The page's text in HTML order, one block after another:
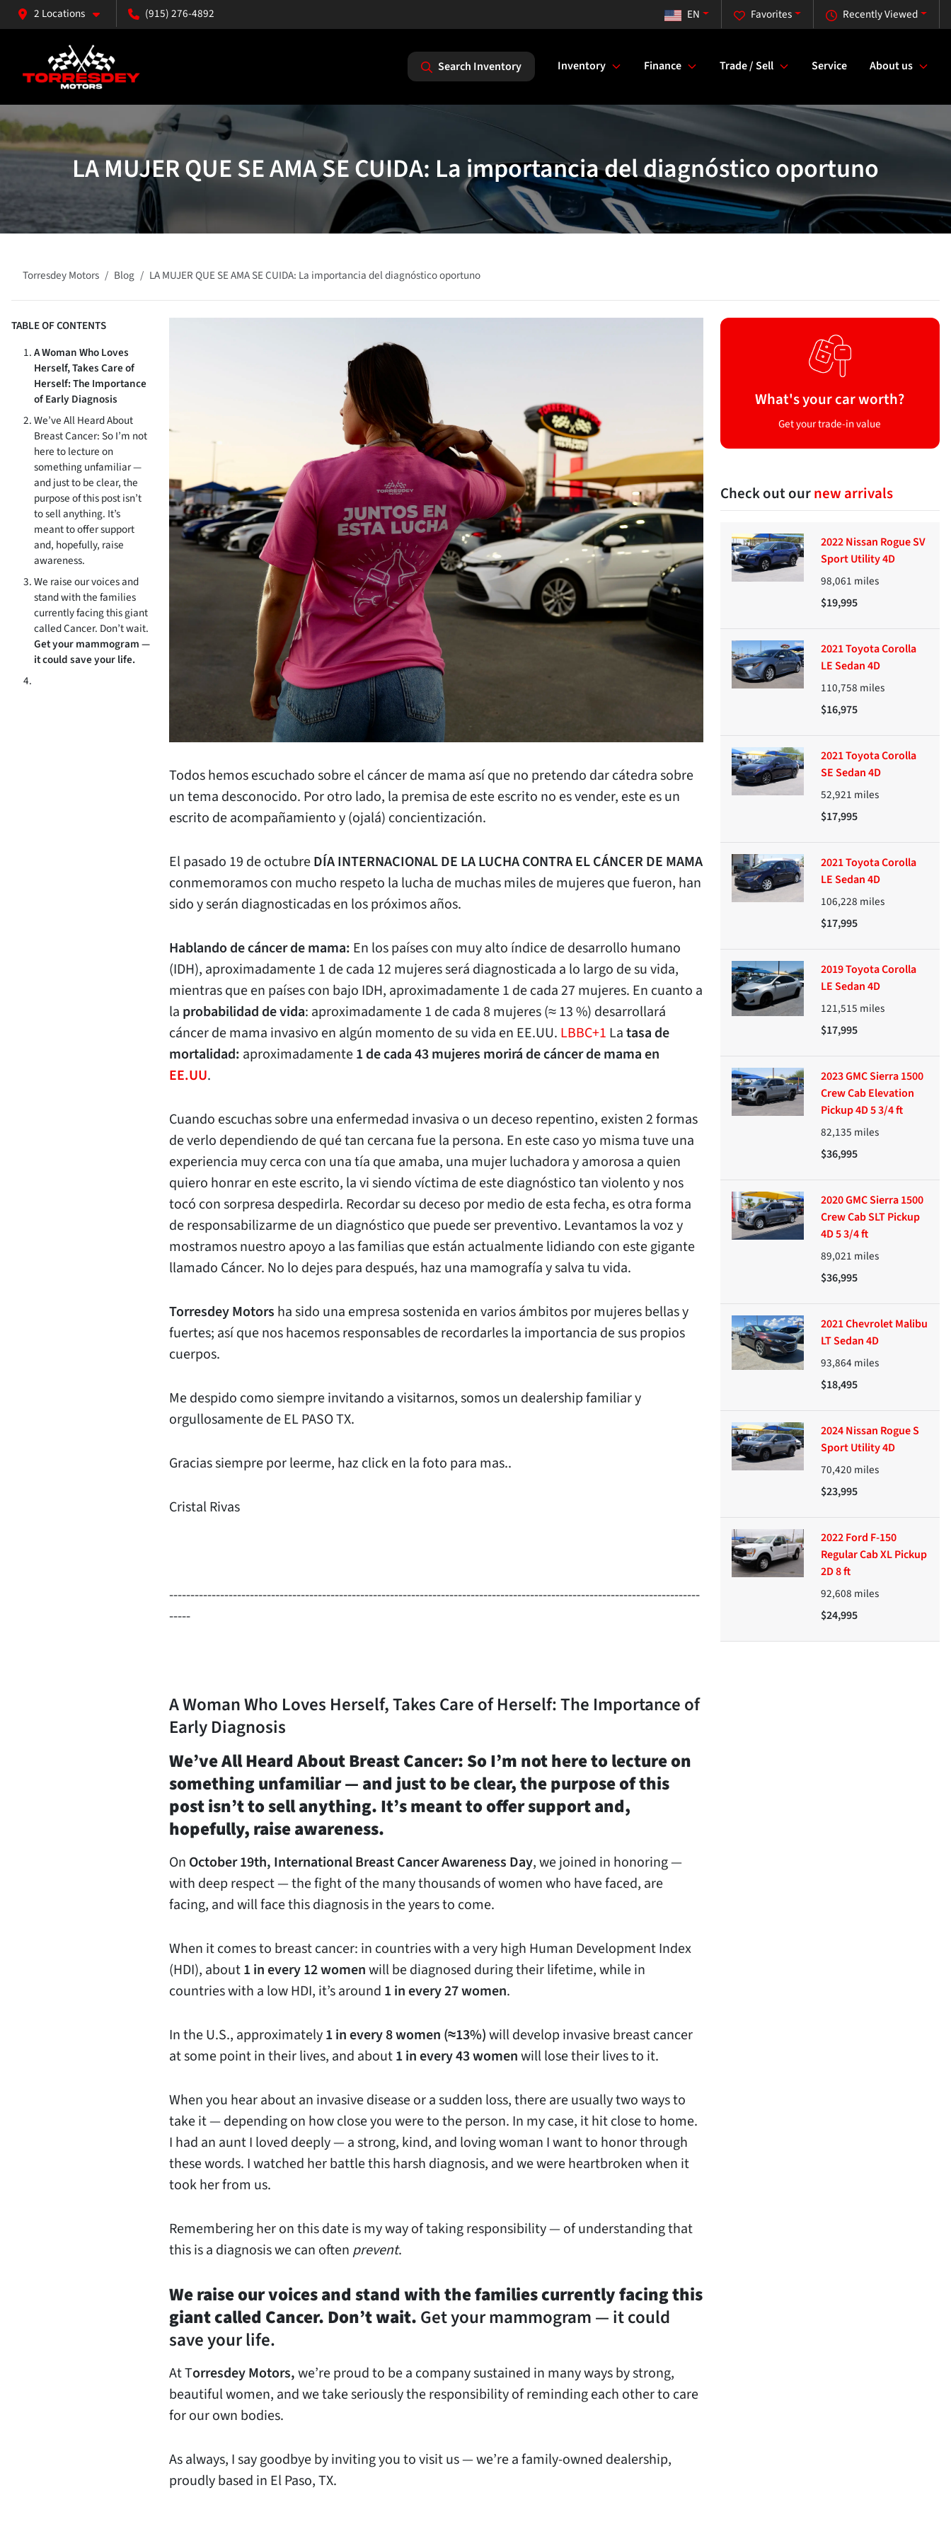
2 Locations (915) 276-4892 Recently Viewed
Favorites
EN
Search Inventory Inventory Finance Trade / Sell Service About us
LA MUJER QUE SE AMA SE CUIDA: La importancia del diagnóstico oportuno
Torresdey Motors Blog LA MUJER QUE SE AMA SE CUIDA: La importancia del diagnóstico oportuno
TABLE OF CONTENTS
A Woman Who Loves
Herself, Takes Care of
Herself: The Importance
of Early Diagnosis
We’ve All Heard About
Breast Cancer: So I’m not
here to lecture on
something unfamiliar —
and just to be clear, the
purpose of this post isn’t
to sell anything. It’s
meant to offer support
and, hopefully, raise
awareness.
We raise our voices and
stand with the families
currently facing this giant
called Cancer. Don’t wait.
Get your mammogram —
it could save your life.
Todos hemos escuchado sobre el cáncer de mama así que no pretendo dar cátedra sobre
un tema desconocido. Por otro lado, la premisa de este escrito no es vender, este es un
escrito de acompañamiento y (ojalá) concientización.
El pasado 19 de octubreDÍA INTERNACIONAL DE LA LUCHA CONTRA EL CÁNCER DE MAMA
conmemoramoscon mucho respeto la lucha de muchas miles de mujeres que fueron, han
sido y serán diagnosticadas en los próximos años.
Hablando de cáncer de mama: En los países con muy alto índice de desarrollo humano
(IDH), aproximadamente 1 de cada 12 mujeres será diagnosticada a lo largo de su vida,
mientras que en países con bajo IDH, aproximadamente 1 de cada 27 mujeres. En cuanto a
la probabilidad de vida: aproximadamente 1 de cada 8 mujeres (≈ 13 %) desarrollará
cáncer de mama invasivo en algún momento de su vida en EE.UU. LBBC+1 Latasa de
mortalidad: aproximadamente1 de cada 43 mujeres morirá de cáncer de mama en
EE.UU.
Cuando escuchas sobre una enfermedad invasiva o un deceso repentino, existen 2 formas
de verlo dependiendo de qué tan cercana fue la persona. En este caso yo misma tuve una
experiencia muy cerca con una tía que amaba, una mujer luchadora y amorosa a quien
quiero honrar en este escrito, la vi siendo víctima de este diagnóstico tan violento y nos
tocó con sorpresa despedirla. Recordar su deceso por medio de esta fecha, es otra forma
de responsabilizarme de un diagnóstico que puede ser preventivo. Levantamos la voz y
mostramos nuestro apoyo a las familias que están actualmente lidiando con este gigante
llamado Cáncer. No lo dejes para después, haz una mamografía y salva tu vida.
Torresdey Motors ha sido una empresa sostenida en varios ámbitos por mujeres bellas y
fuertes; así que nos hacemos responsables de recordarles la importancia de sus propios
cuerpos.
Me despido como siempre invitando a visitarnos, somos un dealership familiar y
orgullosamente de EL PASO TX.
Gracias siempre por leerme, haz click en la foto para mas..
Cristal Rivas
-----------------------------------------------------------------------------------------------------------------------------
-----
A Woman Who Loves Herself, Takes Care of Herself: The Importance of
Early Diagnosis
We’ve All Heard About Breast Cancer: So I’m not here to lecture on
something unfamiliar — and just to be clear, the purpose of this
post isn’t to sell anything. It’s meant to offer support and,
hopefully, raise awareness.
On October 19th, International Breast Cancer Awareness Day, we joined in honoring —
with deep respect — the fight of the many thousands of women who have faced, are
facing, and will face this diagnosis in the years to come.
When it comes to breast cancer: in countries with a very high Human Development Index
(HDI), about1 in every 12 womenwill be diagnosed during their lifetime, while in
countries with a low HDI, it’s around 1 in every 27 women.
In the U.S., approximately1 in every 8 women (≈13%)will develop invasive breast cancer
at some point in their lives, and about1 in every 43 womenwill lose their lives to it.
When you hear about an invasive disease or a sudden loss, there are usually two ways to
take it — depending on how close you were to the person. In my case, it hit close to home.
I had an aunt I loved deeply — a strong, kind, and loving woman I want to honor through
these words. I watched her battle this harsh diagnosis, and we were heartbroken when it
took her from us.
Remembering her on this date is my way of taking responsibility — of understanding that
this is a diagnosis we can often prevent.
We raise our voices and stand with the families currently facing this
giant called Cancer. Don’t wait.Get your mammogram — it could
save your life.
At Torresdey Motors,we’re proud to be a company sustained in many ways by strong,
beautiful women, and we take seriously the responsibility of reminding each other to care
for our own bodies.
As always, I say goodbye by inviting you to visit us — we’re a family-owned dealership,
proudly based in El Paso, TX.
What's your car worth?
Get your trade-in value
Check out ournew arrivals
2022 Nissan Rogue SV
Sport Utility 4D
98,061 miles
$19,995
2021 Toyota Corolla
LE Sedan 4D
110,758 miles
$16,975
2021 Toyota Corolla
SE Sedan 4D
52,921 miles
$17,995
2021 Toyota Corolla
LE Sedan 4D
106,228 miles
$17,995
2019 Toyota Corolla
LE Sedan 4D
121,515 miles
$17,995
2023 GMC Sierra 1500
Crew Cab Elevation
Pickup 4D 5 3/4 ft
82,135 miles
$36,995
2020 GMC Sierra 1500
Crew Cab SLT Pickup
4D 5 3/4 ft
89,021 miles
$36,995
2021 Chevrolet Malibu
LT Sedan 4D
93,864 miles
$18,495
2024 Nissan Rogue S
Sport Utility 4D
70,420 miles
$23,995
2022 Ford F-150
Regular Cab XL Pickup
2D 8 ft
92,608 miles
$24,995